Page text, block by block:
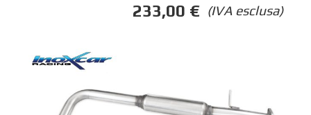
(IVA esclusa)
233,00 €